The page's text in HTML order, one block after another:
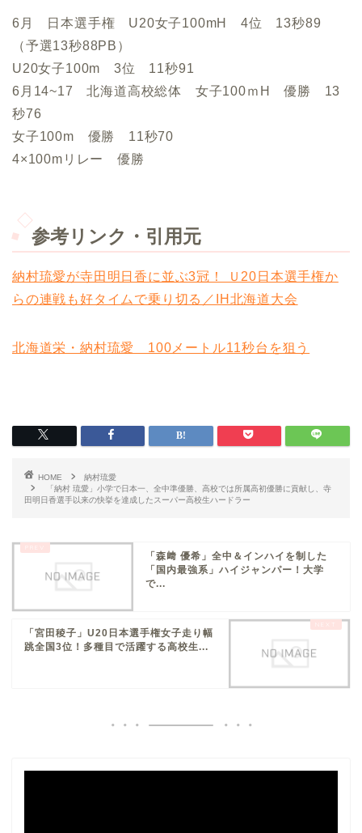
6月 日本選手権 U20女子100mH 4位 13秒89
（予選13秒88PB）
U20女子100m 3位 11秒91
6月14~17 北海道高校総体 女子100ｍH 優勝 13
秒76
女子100m 優勝 11秒70
4×100mリレー 優勝
参考リンク・引用元
納村琉愛が寺田明日香に並ぶ3冠！ Ｕ20日本選手権か
らの連戦も好タイムで乗り切る／IH北海道大会
北海道栄・納村琉愛 100メートル11秒台を狙う
HOME
納村琉愛
「納村 琉愛」小学で日本一、全中準優勝、高校では所属高初優勝に貢献し、寺
田明日香選手以来の快挙を達成したスーパー高校生ハードラー
「森﨑 優希」全中＆インハイを制した
「国内最強系」ハイジャンパー！大学
で...
「宮田稜子」U20日本選手権女子走り幅
跳全国3位！多種目で活躍する高校生...